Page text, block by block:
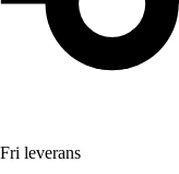
Fri leverans